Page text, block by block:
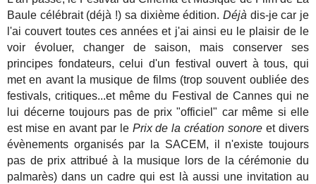
Baule célébrait (déjà !) sa dixième édition. Déjà dis-je car je
l'ai couvert toutes ces années et j'ai ainsi eu le plaisir de le
voir évoluer, changer de saison, mais conserver ses
principes fondateurs, celui d'un festival ouvert à tous, qui
met en avant la musique de films (trop souvent oubliée des
festivals, critiques...et même du Festival de Cannes qui ne
lui décerne toujours pas de prix "officiel" car même si elle
est mise en avant par le Prix de la création sonore et divers
évènements organisés par la SACEM, il n'existe toujours
pas de prix attribué à la musique lors de la cérémonie du
palmarès) dans un cadre qui est là aussi une invitation au